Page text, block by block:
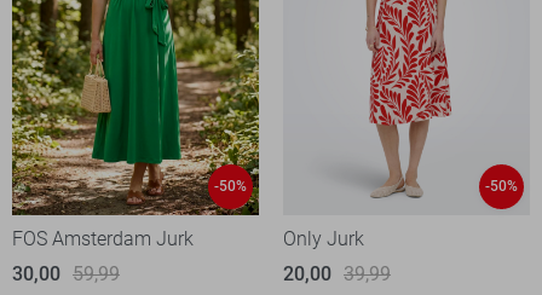
-50%
FOS Amsterdam Jurk
30,00 59,99
-50%
Only Jurk
20,00 39,99